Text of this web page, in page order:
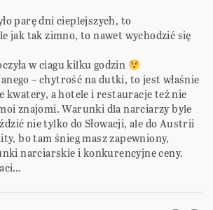
parę dni cieplejszych, to
jak tak zimno, to nawet wychodzić się
w ciagu kilku godzin
– chytrość na dutki, to jest właśnie
kwatery, a hotele i restauracje też nie
znajomi. Warunki dla narciarzy byle
nie tylko do Słowacji, ale do Austrii
bo tam śnieg masz zapewniony,
narciarskie i konkurencyjne ceny.